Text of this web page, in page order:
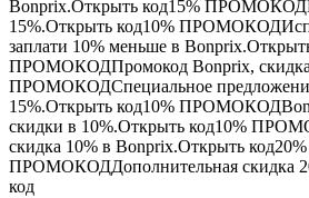
Bonprix.Открыть код15% ПРОМОКОД
15%.Открыть код10% ПРОМОКОД
заплати 10% меньше в
ПРОМОКОДПромокод Bonprix,
ПРОМОКОДСпециальное
15%.Открыть код10% ПРОМОКОД
скидки в 10%.Открыть код10%
скидка 10% в Bonprix.Открыть код20%
ПРОМОКОДДополнительная скидка
код